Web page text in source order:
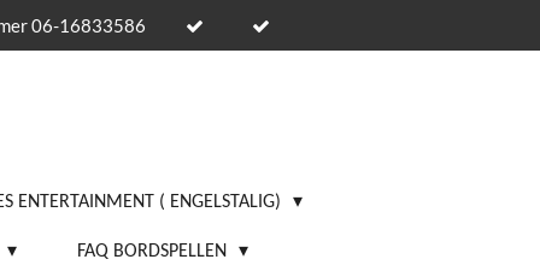
06-16833586
ENTERTAINMENT ( ENGELSTALIG)
FAQ BORDSPELLEN